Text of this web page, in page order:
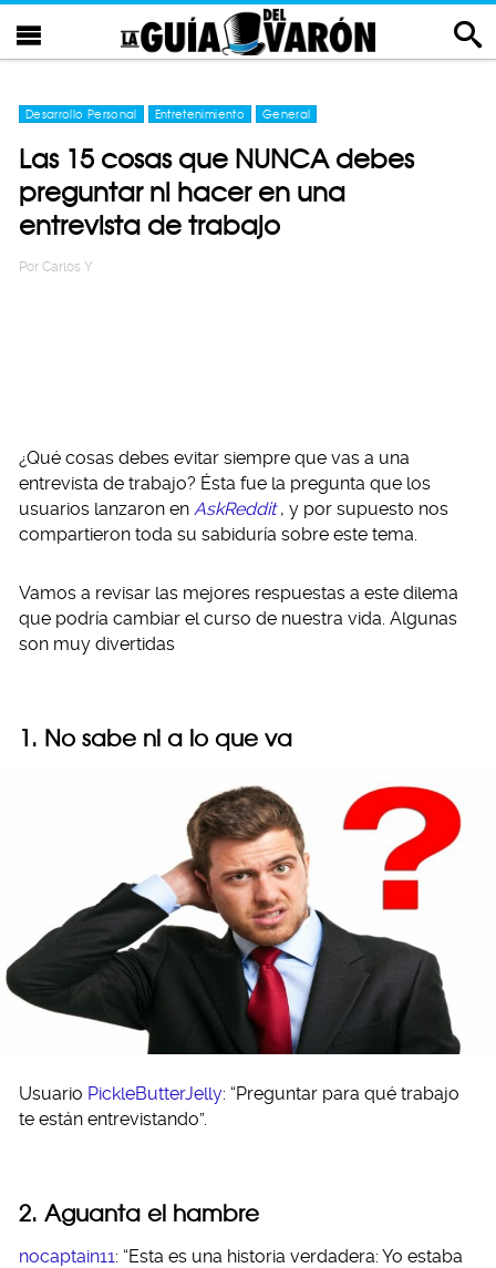
Desarrollo Personal Entretenimiento General
Las 15 cosas que NUNCA debes
preguntar ni hacer en una
entrevista de trabajo
Por Carlos Y
¿Qué cosas debes evitar siempre que vas a una
entrevista de trabajo? Ésta fue la pregunta que los
usuarios lanzaron en AskReddit , y por supuesto nos
compartieron toda su sabiduría sobre este tema.
Vamos a revisar las mejores respuestas a este dilema
que podría cambiar el curso de nuestra vida. Algunas
son muy divertidas
1. No sabe ni a lo que va
Usuario PickleButterJelly: “Preguntar para qué trabajo
te están entrevistando”.
2. Aguanta el hambre
nocaptain11: “Esta es una historia verdadera: Yo estaba